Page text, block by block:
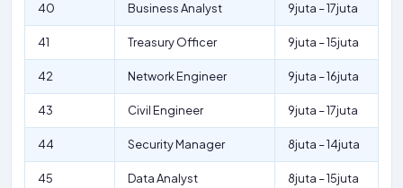
40 Business Analyst 9juta – 17juta
41 Treasury Officer 9juta – 15juta
42 Network Engineer 9juta – 16juta
43 Civil Engineer 9juta – 17juta
44 Security Manager 8juta – 14juta
45 Data Analyst 8juta – 15juta